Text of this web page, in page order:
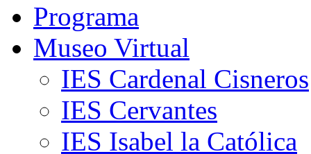
Programa
Museo Virtual
IES Cardenal Cisneros
IES Cervantes
IES Isabel la Católica